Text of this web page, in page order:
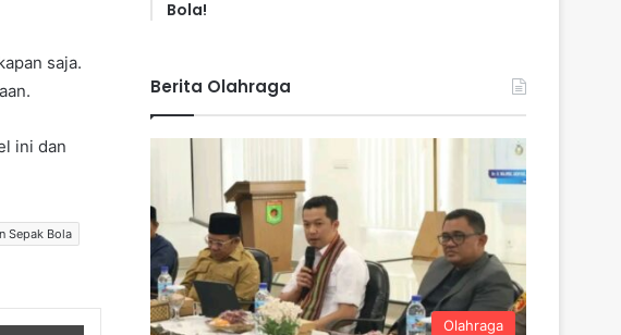
saja.
ini dan
Sepak Bola
Bola!
Berita Olahraga
Olahraga